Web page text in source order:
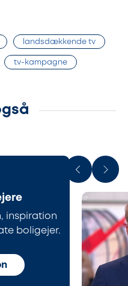
landsdækkende tv
tv-kampagne
inspiration
boligejer.